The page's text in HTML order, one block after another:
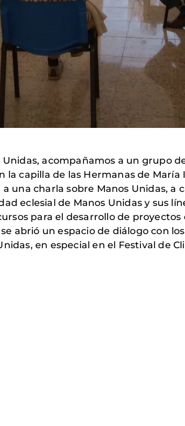
acompañamos a un grupo
la capilla de las Hermanas de
una charla sobre Manos Unidas, a
eclesial de Manos Unidas y sus
para el desarrollo de
abrió un espacio de diálogo con
en especial en el Festival de